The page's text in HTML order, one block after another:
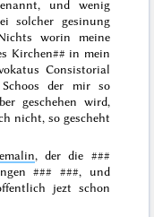
und wenig
solcher gesinung
worin meine
Kirchen##in mein
Consistorial
der mir so
geschehen wird,
nicht, so gescheht
, der die ###
### ###, und
jezt schon